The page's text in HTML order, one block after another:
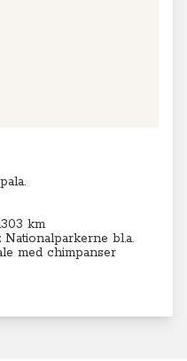
km
Nationalparkerne bl.a.
med chimpanser